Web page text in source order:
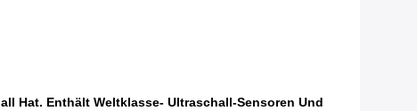
Hat. Enthält Weltklasse- Ultraschall-Sensoren Und